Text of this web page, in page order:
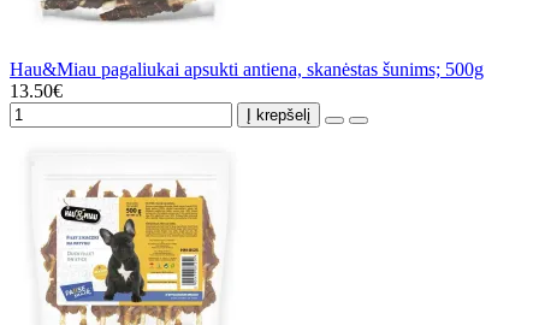
Hau&Miau pagaliukai apsukti antiena, skanėstas šunims; 500g
13.50€
Į krepšelį